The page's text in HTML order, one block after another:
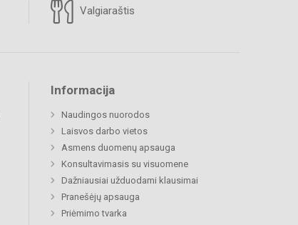
Valgiaraštis
Informacija
Naudingos nuorodos
Laisvos darbo vietos
Asmens duomenų apsauga
Konsultavimasis su visuomene
Dažniausiai užduodami klausimai
Pranešėjų apsauga
Priėmimo tvarka